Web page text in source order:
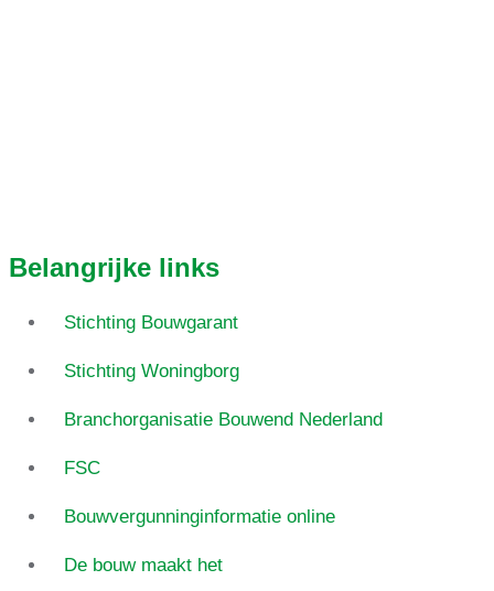
Belangrijke links
Stichting Bouwgarant
Stichting Woningborg
Branchorganisatie Bouwend Nederland
FSC
Bouwvergunninginformatie online
De bouw maakt het